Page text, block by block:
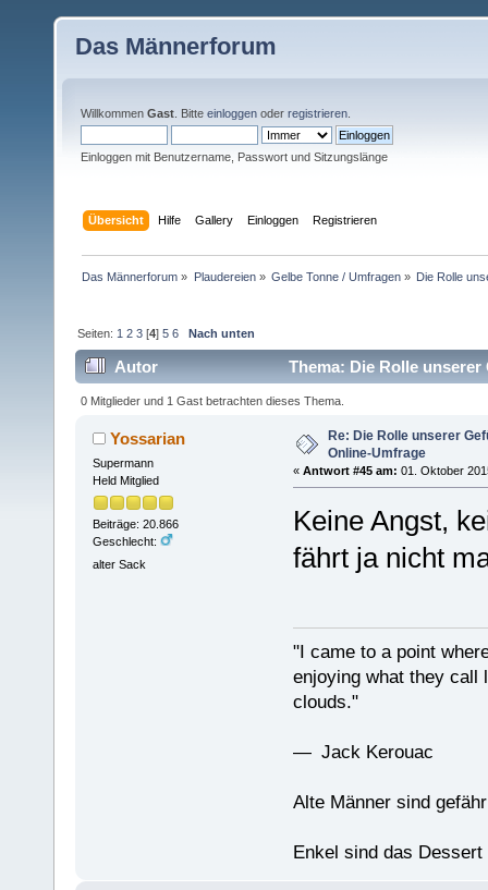
Das Männerforum
Willkommen Gast . Bitte einloggen oder registrieren
Einloggen mit Benutzername, Passwort und Sitzungslänge
Übersicht Hilfe Gallery Einloggen Registrieren
Das Männerforum » Plaudereien» Gelbe Tonne / Umfragen» Die Rolle
Seiten: 1 2 3 [4]5 6 Nach unten
Autor Thema: Die Rolle
0 Mitglieder und 1 Gast betrachten dieses Thema.
Yossarian
Supermann
Held Mitglied
Beiträge: 20.866
Geschlecht:
alter Sack
Re: Die Rolle unserer
Online-Umfrage
« Antwort #45 am: 01. Oktober
Keine Angst,
fährt ja nicht
"I came to a point
enjoying what they call
clouds."
— Jack Kerouac
Alte Männer sind
Enkel sind das